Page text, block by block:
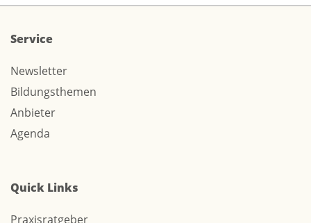
Service
Newsletter
Bildungsthemen
Anbieter
Agenda
Quick Links
Praxisratgeber